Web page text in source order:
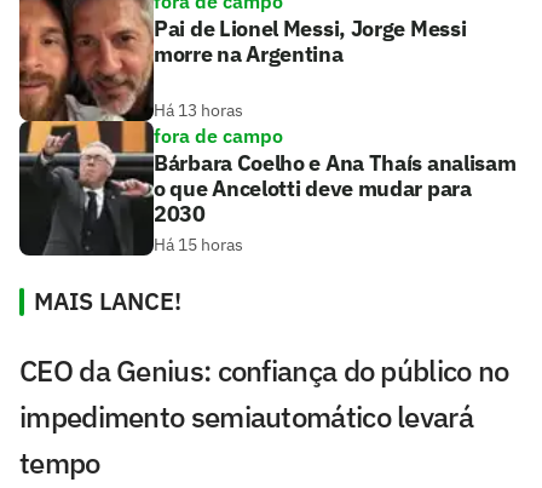
Pai de Lionel Messi, Jorge Messi
morre na Argentina
Há 13 horas
fora de campo
Bárbara Coelho e Ana Thaís analisam
o que Ancelotti deve mudar para
2030
Há 15 horas
MAIS LANCE!
CEO da Genius: confiança do público no
impedimento semiautomático levará
tempo